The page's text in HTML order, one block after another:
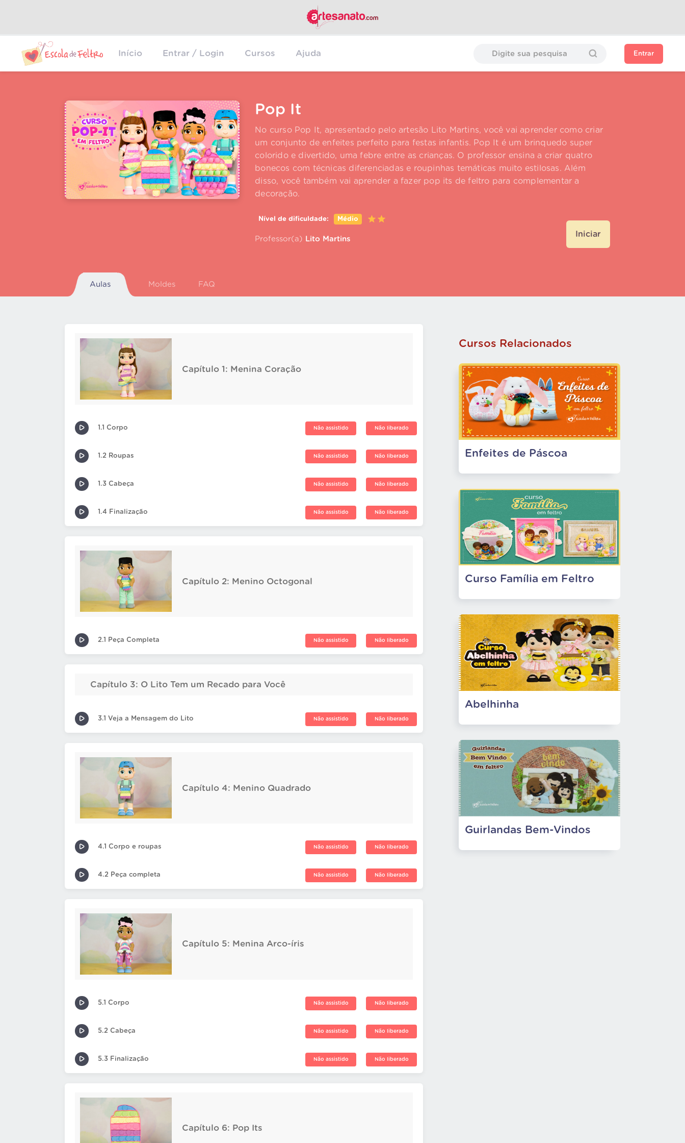
Início Entrar / Login Cursos Ajuda Entrar
Pop It
No curso Pop It, apresentado pelo artesão Lito Martins, você vai aprender como criar
um conjunto de enfeites perfeito para festas infantis. Pop It é um brinquedo super
colorido e divertido, uma febre entre as crianças. O professor ensina a criar quatro
bonecos com técnicas diferenciadas e roupinhas temáticas muito estilosas. Além
disso, você também vai aprender a fazer pop its de feltro para complementar a
decoração.
Nível de dificuldade: Médio
Professor(a) Lito Martins
Iniciar
Aulas Moldes FAQ
Capítulo 1: Menina Coração
1.1 Corpo Não assistido Não liberado
1.2 Roupas Não assistido Não liberado
1.3 Cabeça Não assistido Não liberado
1.4 Finalização Não assistido Não liberado
Capítulo 2: Menino Octogonal
2.1 Peça Completa Não assistido Não liberado
Capítulo 3: O Lito Tem um Recado para Você
3.1 Veja a Mensagem do Lito Não assistido Não liberado
Capítulo 4: Menino Quadrado
4.1 Corpo e roupas Não assistido Não liberado
4.2 Peça completa Não assistido Não liberado
Capítulo 5: Menina Arco-íris
5.1 Corpo Não assistido Não liberado
5.2 Cabeça Não assistido Não liberado
5.3 Finalização Não assistido Não liberado
Capítulo 6: Pop Its
Cursos Relacionados
Enfeites de Páscoa
Curso Família em Feltro
Abelhinha
Guirlandas Bem-Vindos